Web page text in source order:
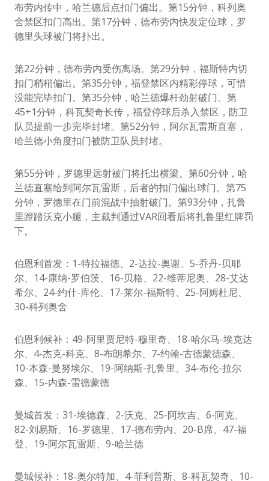
布劳内传中，哈兰德后点扣门偏出。第15分钟，科列奥
舍禁区扣门高出。第17分钟，德布劳内快发定位球，罗
德里头球被门将扑出。
第22分钟，德布劳内受伤离场。第29分钟，福斯特内切
扣门稍稍偏出。第35分钟，福登禁区内精彩停球，可惜
没能完毕扣门。第35分钟，哈兰德爆杆劲射破门。第
45+1分钟，科瓦契奇长传，福登停球后杀入禁区，防卫
队员提前一步完毕封堵。第52分钟，阿尔瓦雷斯直塞，
哈兰德小角度扣门被防卫队员封堵。
第55分钟，罗德里远射被门将托出横梁。第60分钟，哈
兰德直塞给到阿尔瓦雷斯，后者的扣门偏出球门。第75
分钟，罗德里在门前混战中抽射破门。第93分钟，扎鲁
里蹬踏沃克小腿，主裁判通过VAR回看后将扎鲁里红牌罚
下。
伯恩利首发：1-特拉福德、2-达拉-奥谢、5-乔丹-贝耶
尔、14-康纳-罗伯茨、16-贝格、22-维蒂尼奥、28-艾达
希尔、24-约什-库伦、17-莱尔-福斯特、25-阿姆杜尼、
30-科列奥舍
伯恩利候补：49-阿里贾尼特-穆里奇、18-哈尔马-埃克达
尔、4-杰克-科克、8-布朗希尔、7-约翰-古德蒙德森、
10-本森-曼努埃尔、19-阿纳斯-扎鲁里、34-布伦-拉尔
森、15-内森-雷德蒙德
曼城首发：31-埃德森、2-沃克、25-阿坎吉、6-阿克、
82-刘易斯、16-罗德里、17-德布劳内、20-B席、47-福
登、19-阿尔瓦雷斯、9-哈兰德
曼城候补：18-奥尔特加、4-菲利普斯、8-科瓦契奇、10-